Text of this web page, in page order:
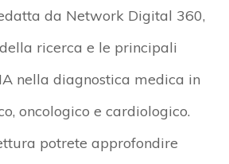
da Network Digital 360,
ricerca e le principali
nella diagnostica medica in
oncologico e cardiologico.
potrete approfondire